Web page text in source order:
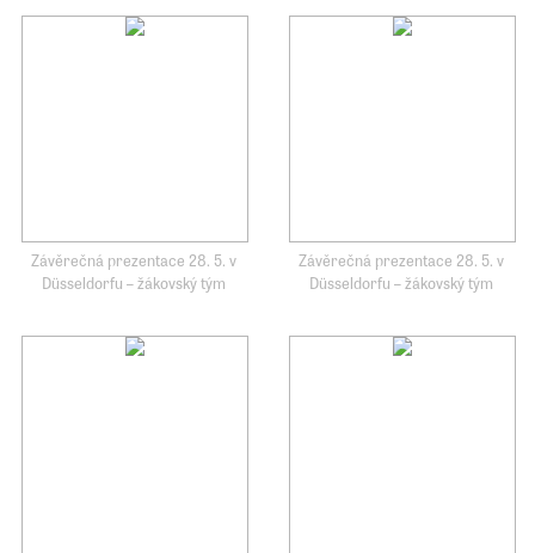
Závěrečná prezentace 28. 5. v
Düsseldorfu – žákovský tým
Závěrečná prezentace 28. 5. v
Düsseldorfu – žákovský tým